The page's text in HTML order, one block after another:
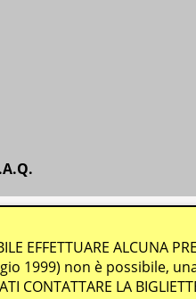
EFFETTUARE ALCUNA
1999) non è possibile,
LA